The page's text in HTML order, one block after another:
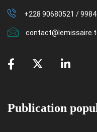
+228 90680521 /
Publication